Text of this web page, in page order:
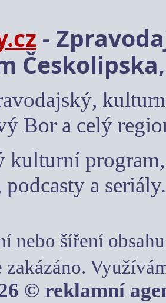
-
Bor a celý
kulturní
podcasty a seriály.
nebo šíření
zakázáno.
© reklamní